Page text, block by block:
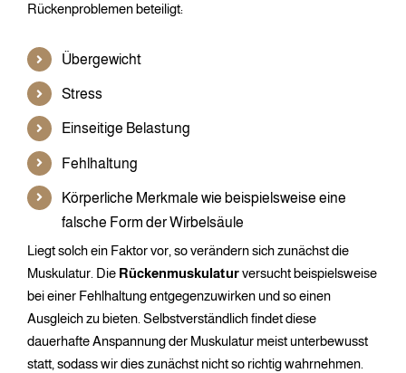
Rückenproblemen beteiligt:
Übergewicht
Stress
Einseitige Belastung
Fehlhaltung
Körperliche Merkmale wie beispielsweise eine
falsche Form der Wirbelsäule
Liegt solch ein Faktor vor, so verändern sich zunächst die
Muskulatur. Die Rückenmuskulaturversucht beispielsweise
bei einer Fehlhaltung entgegenzuwirken und so einen
Ausgleich zu bieten. Selbstverständlich findet diese
dauerhafte Anspannung der Muskulatur meist unterbewusst
statt, sodass wir dies zunächst nicht so richtig wahrnehmen.